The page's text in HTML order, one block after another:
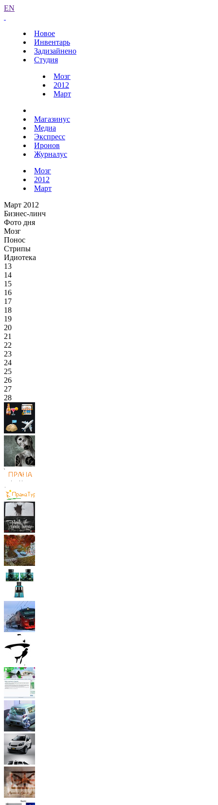
EN
Новое
Инвентарь
Задизайнено
Студия
Мозг
2012
Март
Магазинус
Медиа
Экспресс
Иронов
Журналус
Мозг
2012
Март
Март 2012
Бизнес-линч
Фото дня
Мозг
Понос
Стрипы
Идиотека
13
14
15
16
17
18
19
20
21
22
23
24
25
26
27
28